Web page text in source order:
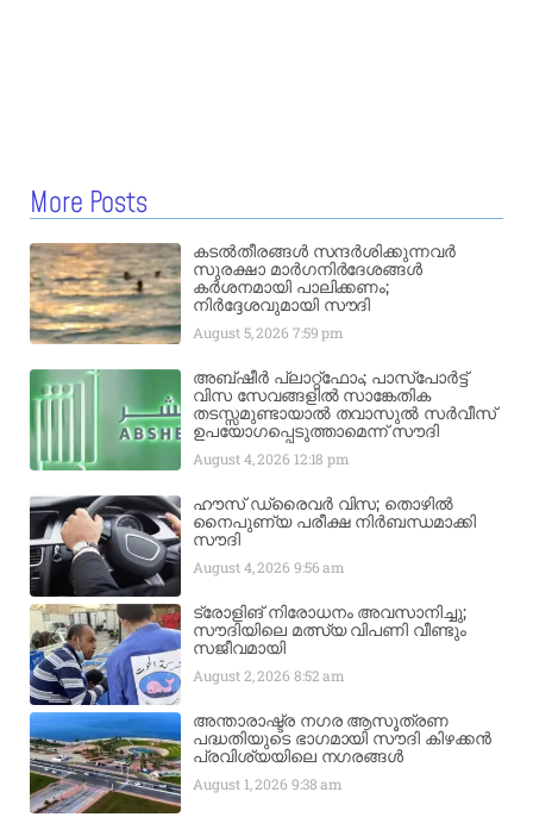
More Posts
കടൽതീരങ്ങൾ സന്ദർശിക്കുന്നവർ
സുരക്ഷാ മാർഗനിർദേശങ്ങൾ
കർശനമായി പാലിക്കണം;
നിർദ്ദേശവുമായി സൗദി
August 5, 2026 7:59 pm
അബ്ഷീർ പ്ലാറ്റ്‌ഫോം; പാസ്‌പോർട്ട്
വിസ സേവങ്ങളിൽ സാങ്കേതിക
തടസ്സമുണ്ടായാൽ തവാസുൽ സർവീസ്
ഉപയോഗപ്പെടുത്താമെന്ന് സൗദി
August 4, 2026 12:18 pm
ഹൗസ് ഡ്രൈവർ വിസ; തൊഴിൽ
നൈപുണ്യ പരീക്ഷ നിർബന്ധമാക്കി
സൗദി
August 4, 2026 9:56 am
ട്രോളിങ് നിരോധനം അവസാനിച്ചു;
സൗദിയിലെ മത്സ്യ വിപണി വീണ്ടും
സജീവമായി
August 2, 2026 8:52 am
അന്താരാഷ്ട്ര നഗര ആസൂത്രണ
പദ്ധതിയുടെ ഭാഗമായി സൗദി കിഴക്കൻ
പ്രവിശ്യയിലെ നഗരങ്ങൾ
August 1, 2026 9:38 am